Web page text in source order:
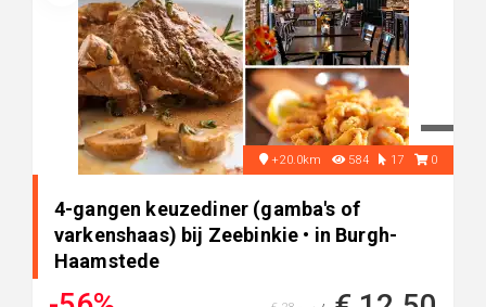
+20.0km 584 17 0
4-gangen keuzediner (gamba's of
varkenshaas) bij Zeebinkie • in Burgh-
Haamstede